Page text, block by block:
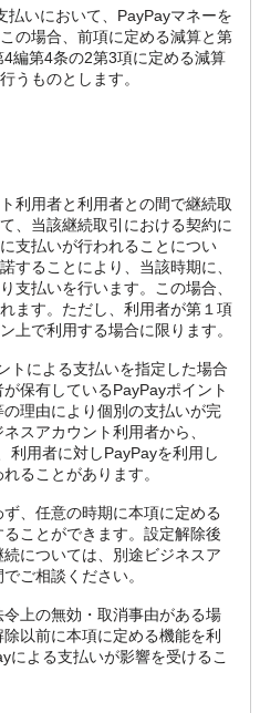
払いにおいて、PayPayマネーを
の場合、前項に定める減算と第
編第4条の2第3項に定める減算
うものとします。
利用者と利用者との間で継続取
、当該継続取引における契約に
支払いが行われることについ
することにより、当該時期に、
支払いを行います。この場合、
ます。ただし、利用者が第１項
上で利用する場合に限ります。
トによる支払いを指定した場合
保有しているPayPayポイント
理由により個別の支払いが完
スアカウント利用者から、
利用者に対しPayPayを利用し
ることがあります。
、任意の時期に本項に定める
ことができます。設定解除後
については、別途ビジネスア
ご相談ください。
上の無効・取消事由がある場
以前に本項に定める機能を利
による支払いが影響を受けるこ